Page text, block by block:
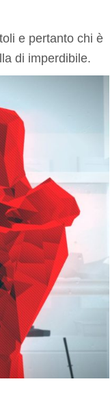
e pertanto chi è
di imperdibile.